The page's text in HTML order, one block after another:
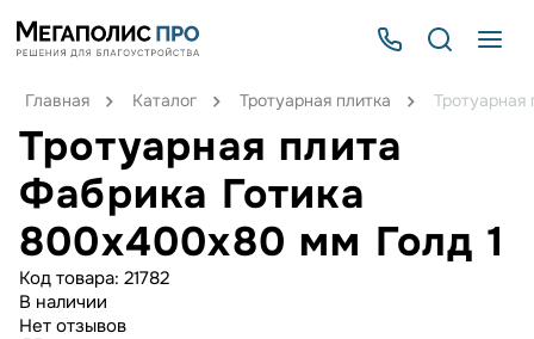
Главная Каталог Тротуарная плитка
Тротуарная плита
Фабрика Готика
800х400х80 мм Голд 1
Код товара: 21782
В наличии
Нет отзывов